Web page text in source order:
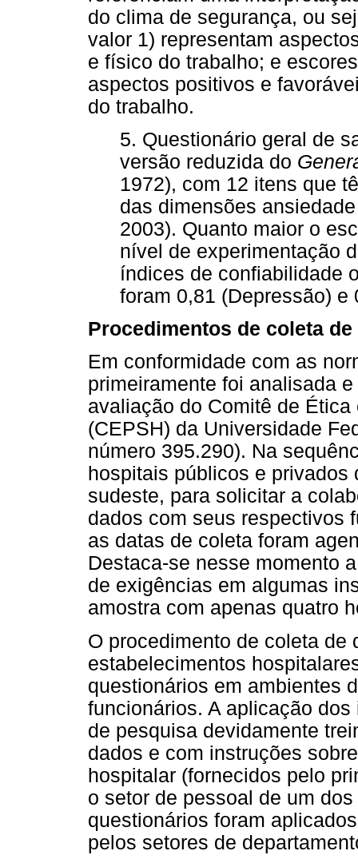
do clima de segurança, ou
valor 1) representam
e físico do trabalho; e
aspectos positivos e
do trabalho.
5. Questionário geral de
versão reduzida do
1972), com 12 itens que
das dimensões
2003). Quanto maior o
nível de experimentação
índices de confiabilidade
foram 0,81 (Depressão) e
Procedimentos de coleta
Em conformidade com as
primeiramente foi analisada
avaliação do Comitê de
(CEPSH) da Universidade
número 395.290). Na
hospitais públicos e
sudeste, para solicitar a
dados com seus respectivos
as datas de coleta foram
Destaca-se nesse momento
de exigências em algumas
amostra com apenas quatro
O procedimento de coleta de
estabelecimentos
questionários em ambientes
funcionários. A aplicação
de pesquisa devidamente
dados e com instruções
hospitalar (fornecidos pelo
o setor de pessoal de um
questionários foram
pelos setores de